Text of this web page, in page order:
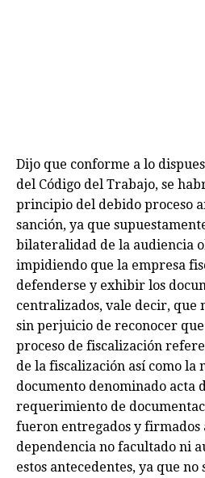
Dijo que conforme a lo
del Código del Trabajo, se
principio del debido proceso
sanción, ya que
bilateralidad de la audiencia
impidiendo que la empresa
defenderse y exhibir los
centralizados, vale decir, que
sin perjuicio de reconocer
proceso de fiscalización
de la fiscalización así como la
documento denominado acta
requerimiento de
fueron entregados y firmados
dependencia no facultado ni
estos antecedentes, ya que no